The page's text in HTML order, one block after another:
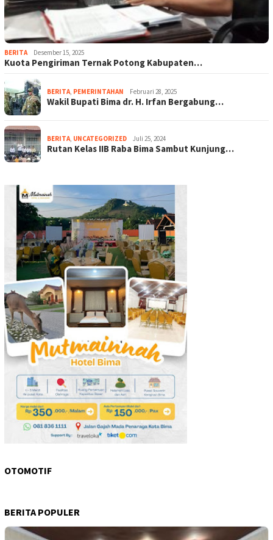
BERITA Desember 15, 2025
Kuota Pengiriman Ternak Potong Kabupaten…
BERITA, PEMERINTAHAN Februari 28, 2025
Wakil Bupati Bima dr. H. Irfan Bergabung…
BERITA, UNCATEGORIZED Juli 25, 2024
Rutan Kelas IIB Raba Bima Sambut Kunjung…
OTOMOTIF
BERITA POPULER